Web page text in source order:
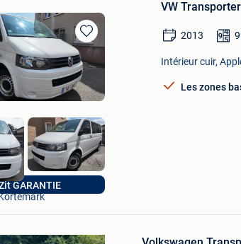
Sauvegarder
dans
Mes
Favoris
GARANTIE
VW
2013
Intérieur cuir,
Les zones
cars